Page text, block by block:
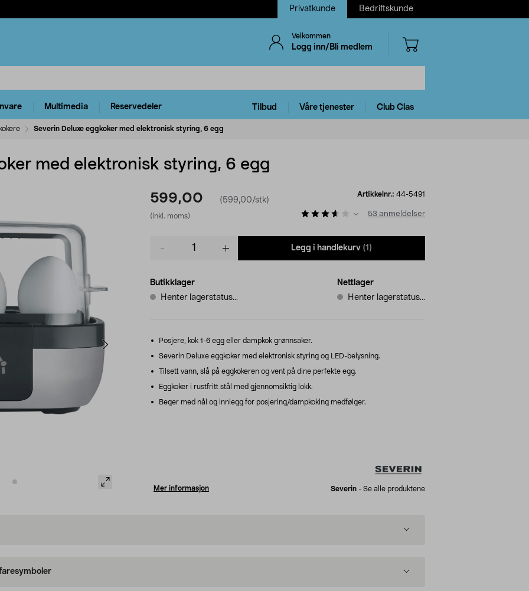
Privatkunde Bedriftskunde
Velkommen
Logg inn/Bli medlem
Multimedia Reservedeler Tilbud Våre tjenester Club Clas
Severin Deluxe eggkoker med elektronisk styring, 6 egg
med elektronisk styring, 6 egg
599,00 (599,00/stk)
(inkl. moms)
Artikkelnr.: 44-5491
53 anmeldelser
Legg i handlekurv (1)
Butikklager
Henter lagerstatus...
Nettlager
Henter lagerstatus...
Posjere, kok 1-6 egg eller dampkok grønnsaker.
Severin Deluxe eggkoker med elektronisk styring og LED-belysning.
Tilsett vann, slå på eggkokeren og vent på dine perfekte egg.
Eggkoker i rustfritt stål med gjennomsiktig lokk.
Beger med nål og innlegg for posjering/dampkoking medfølger.
Mer informasjon Severin - Se alle produktene